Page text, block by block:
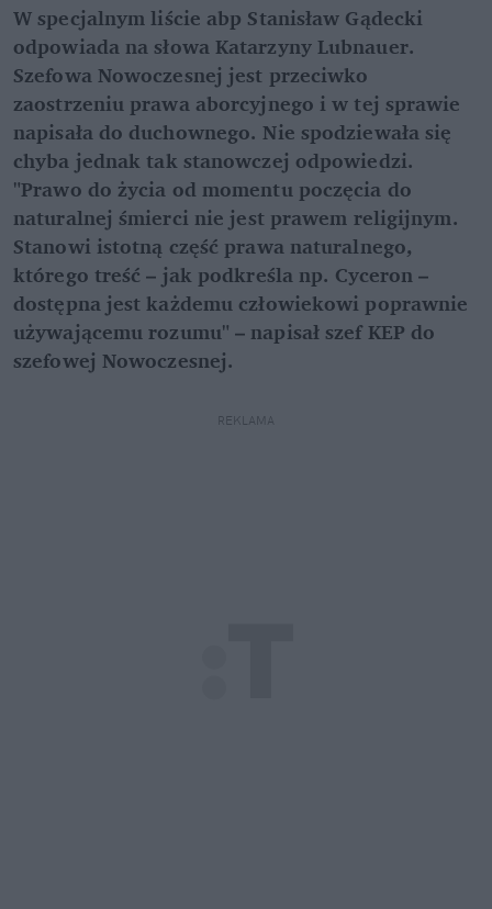
W specjalnym liście abp Stanisław Gądecki
odpowiada na słowa Katarzyny Lubnauer.
Szefowa Nowoczesnej jest przeciwko
zaostrzeniu prawa aborcyjnego i w tej sprawie
napisała do duchownego. Nie spodziewała się
chyba jednak tak stanowczej odpowiedzi.
"Prawo do życia od momentu poczęcia do
naturalnej śmierci nie jest prawem religijnym.
Stanowi istotną część prawa naturalnego,
którego treść – jak podkreśla np. Cyceron –
dostępna jest każdemu człowiekowi poprawnie
używającemu rozumu" – napisał szef KEP do
szefowej Nowoczesnej.
REKLAMA